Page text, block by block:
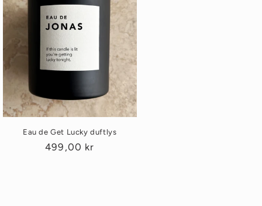
Eau de Get Lucky duftlys
Vanlig
499,00 kr